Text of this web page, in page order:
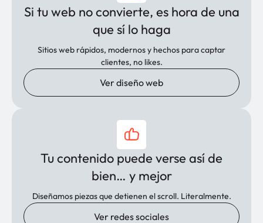
Si tu web no convierte, es hora de una
que sí lo haga
Sitios web rápidos, modernos y hechos para captar
clientes, no likes.
Ver diseño web
Tu contenido puede verse así de
bien… y mejor
Diseñamos piezas que detienen el scroll. Literalmente.
Ver redes sociales